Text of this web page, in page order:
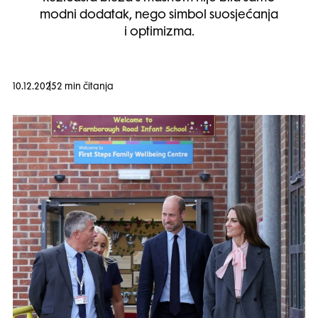
modni dodatak, nego simbol suosjećanja
i optimizma.
10.12.20252 min čitanja